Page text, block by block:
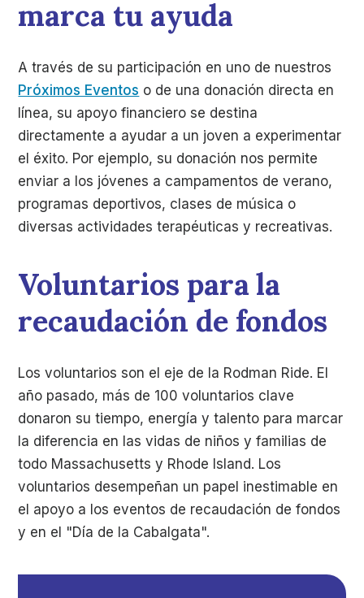
marca tu ayuda
A través de su participación en uno de nuestros
Próximos Eventos o de una donación directa en
línea, su apoyo financiero se destina
directamente a ayudar a un joven a experimentar
el éxito. Por ejemplo, su donación nos permite
enviar a los jóvenes a campamentos de verano,
programas deportivos, clases de música o
diversas actividades terapéuticas y recreativas.
Voluntarios para la
recaudación de fondos
Los voluntarios son el eje de la Rodman Ride. El
año pasado, más de 100 voluntarios clave
donaron su tiempo, energía y talento para marcar
la diferencia en las vidas de niños y familias de
todo Massachusetts y Rhode Island. Los
voluntarios desempeñan un papel inestimable en
el apoyo a los eventos de recaudación de fondos
y en el "Día de la Cabalgata".